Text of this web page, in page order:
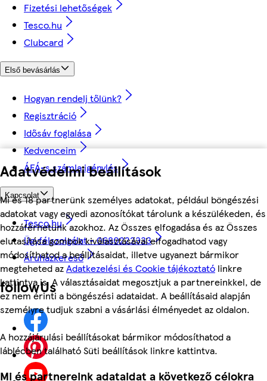
Adatvédelmi beállítások
Mi és 18 partnerünk személyes adatokat, például böngészési
adatokat vagy egyedi azonosítókat tárolunk a készülékeden, és
hozzáférhetünk azokhoz. Az Összes elfogadása és az Összes
elutasítása gombok kiválasztásával elfogadhatod vagy
módosíthatod a beállításaidat, illetve ugyanezt bármikor
megteheted azAdatkezelési és Cookie tájékoztató linkre
kattintva is. A választásaidat megosztjuk a partnereinkkel, de
ez nem érinti a böngészési adataidat. A beállításaid alapján
személyre tudjuk szabni a vásárlási élményedet az oldalon.
A hozzájárulási beállításokat bármikor módosíthatod a
láblécben található Süti beállítások linkre kattintva.
Mi és partnereink adataidat a következő célokra
Fizetési lehetőségek
Tesco.hu
Clubcard
Első bevásárlás
Hogyan rendelj tőlünk?
Regisztráció
Idősáv foglalása
Kedvenceim
ÁFÁ-s számla igénylés
Kapcsolat
Tesco.hu
Ügyfélszolgálat - 0680222333
Áruházkereső
followUs